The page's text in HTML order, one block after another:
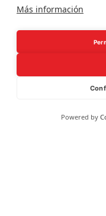
Más información
Powered by